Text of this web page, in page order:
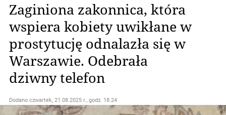
Zaginiona zakonnica, która
wspiera kobiety uwikłane w
prostytucję odnalazła się w
Warszawie. Odebrała
dziwny telefon
Dodano czwartek, 21.08.2025 r., godz. 18.24